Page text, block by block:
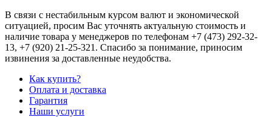
В связи с нестабильным курсом валют и экономической
ситуацией, просим Вас уточнять актуальную стоимость и
наличие товара у менеджеров по телефонам +7 (473) 292-32-
13, +7 (920) 21-25-321 . Спасибо за понимание, приносим
извинения за доставленные неудобства.
Как купить?
Оплата и доставка
Гарантия
Наши услуги